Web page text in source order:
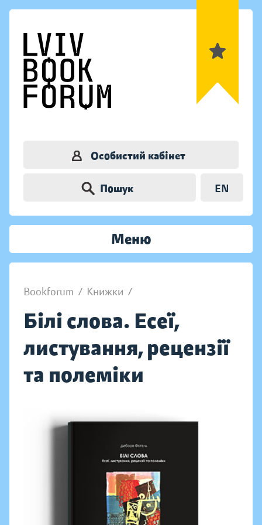
Особистий кабінет
Пошук EN
Меню
Bookforum / Книжки /
Білі слова. Есеї,
листування, рецензії
та полеміки